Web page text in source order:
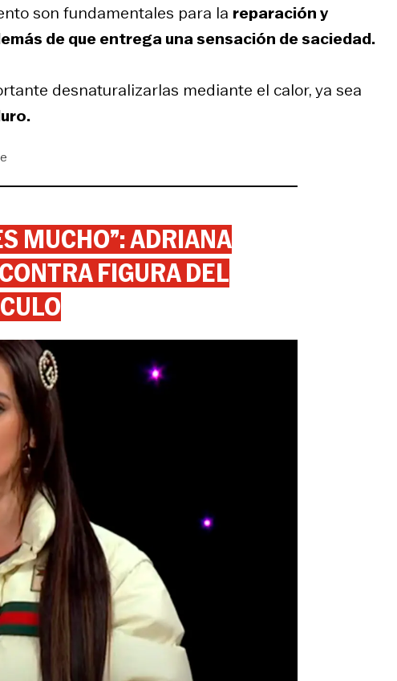
son fundamentales para la reparación y
de que entrega una sensación de saciedad.
desnaturalizarlas mediante el calor, ya sea
MUCHO”: ADRIANA
FIGURA DEL